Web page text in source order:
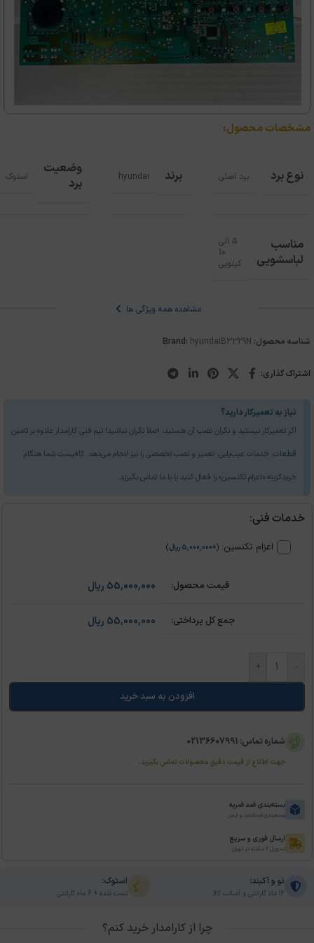
مشخصات محصول:
نوع برد برد اصلی برند hyundai
وضعیت
برد
استوک
مناسب
لباسشویی
5 الی
10
کیلویی
مشاهده همه ویژگی ها
شناسه محصول: B3329N
Brand: hyundai
اشتراک گذاری:
نیاز به تعمیرکار دارید؟
اگر تعمیرکار نیستید و نگران نصب آن هستید، اصلاً نگران نباشید! تیم فنی کارامدار علاوه بر تامین
قطعات، خدمات عیب‌یابی، تعمیر و نصب تخصصی را نیز انجام می‌دهد. کافیست شما هنگام
خریدگزینه «اعزام تکنسین» را فعال کنید یا با ما تماس بگیرید.
خدمات فنی:
اعزام تکنسین: (
+
5,000,000 ریال)
55,000,000 ریال
55,000,000 ریال
-
+
افزودن به سبد خرید
شماره تماس: 02136607991
جهت اطلاع از قیمت دقیق محصولات تماس بگیرید.
بسته‌بندی ضد ضربه
بسته‌بندی استاندارد و ایمن
ارسال فوری و سریع
تحویل ۲ ساعته در تهران
نو و آکبند:
12 ماه گارانتی و اصالت کالا
استوک:
تست شده + 6 ماه گارانتی
چرا از کارامدار خرید کنم؟